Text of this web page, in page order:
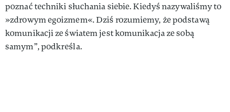
poznać techniki słuchania siebie. Kiedyś nazywaliśmy to
»zdrowym egoizmem«. Dziś rozumiemy, że podstawą
komunikacji ze światem jest komunikacja ze sobą
samym”, podkreśla.